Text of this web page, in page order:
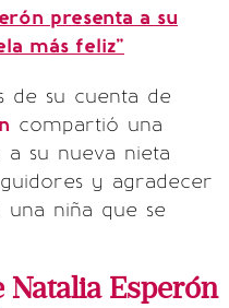
presenta a su
más feliz"
de su cuenta de
compartió una
su nueva nieta
y agradecer
niña que se
Natalia Esperón